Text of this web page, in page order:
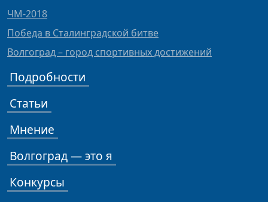
ЧМ-2018
Победа в Сталинградской битве
Волгоград – город спортивных достижений
Подробности
Статьи
Мнение
Волгоград — это я
Конкурсы